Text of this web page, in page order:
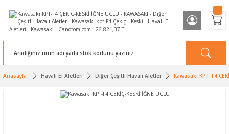
Anasayfa Havalı El Aletleri Diğer Çeşitli Havalı Aletler Kawasaki KPT-F4